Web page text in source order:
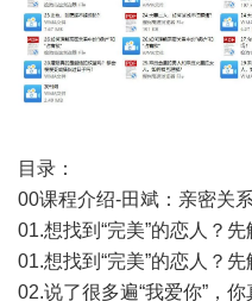
目录：
00课程介绍-田斌：亲密关
01.想找到“完美”的恋人？
01.想找到“完美”的恋人？
02.说了很多遍“我爱你”，